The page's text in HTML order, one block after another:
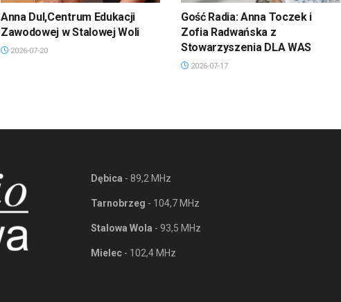
Anna Dul,Centrum Edukacji
Zawodowej w Stalowej Woli
2026-07-20
Gość Radia: Anna Toczek i
Zofia Radwańska z
Stowarzyszenia DLA WAS
2026-07-17
Dębica - 89,2 MHz
Tarnobrzeg - 104,7 MHz
Stalowa Wola - 93,5 MHz
Mielec - 102,4 MHz